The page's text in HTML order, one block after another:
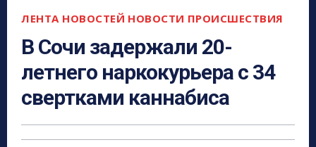
ЛЕНТА НОВОСТЕЙ НОВОСТИ ПРОИСШЕСТВИЯ
В Сочи задержали 20-
летнего наркокурьера с 34
свертками каннабиса